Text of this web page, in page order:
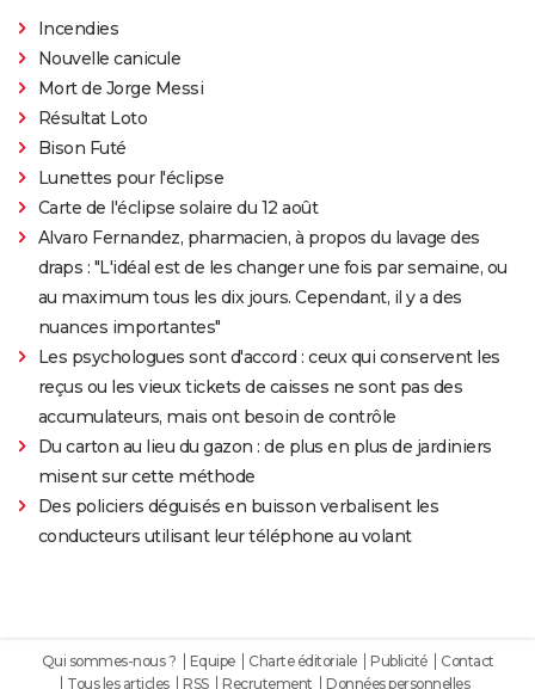
Incendies
Nouvelle canicule
Mort de Jorge Messi
Résultat Loto
Bison Futé
Lunettes pour l'éclipse
Carte de l'éclipse solaire du 12 août
Alvaro Fernandez, pharmacien, à propos du lavage des
draps : "L'idéal est de les changer une fois par semaine, ou
au maximum tous les dix jours. Cependant, il y a des
nuances importantes"
Les psychologues sont d'accord : ceux qui conservent les
reçus ou les vieux tickets de caisses ne sont pas des
accumulateurs, mais ont besoin de contrôle
Du carton au lieu du gazon : de plus en plus de jardiniers
misent sur cette méthode
Des policiers déguisés en buisson verbalisent les
conducteurs utilisant leur téléphone au volant
Qui sommes-nous ? Equipe Charte éditoriale Publicité
Contact
Tous les articles
RSS Recrutement Données personnelles